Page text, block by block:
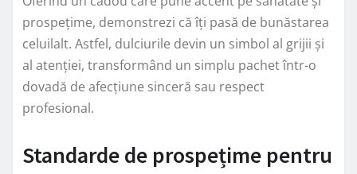
prospețime, demonstrezi că îți pasă de bunăstarea
celuilalt. Astfel, dulciurile devin un simbol al grijii și
al atenției, transformând un simplu pachet într-o
dovadă de afecțiune sinceră sau respect
profesional.
Standarde de prospețime pentru